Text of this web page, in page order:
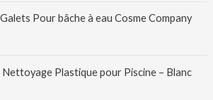
Pour bâche à eau Cosme Company
Nettoyage Plastique pour Piscine – Blanc